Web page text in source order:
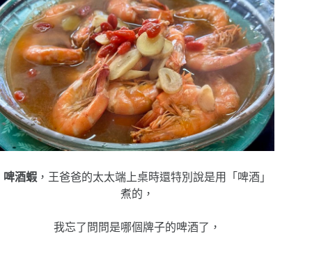
啤酒蝦 ， 王爸爸的太太端上桌時還特別說是用「啤酒」
煮的，
我忘了問問是哪個牌子的啤酒了，